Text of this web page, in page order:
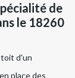
de
le 18260
toit d'un
place des